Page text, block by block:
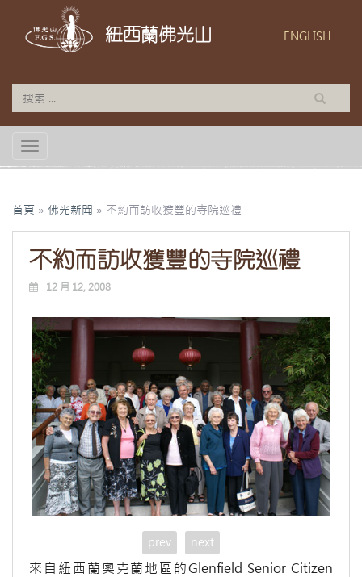
紐西蘭佛光山 ENGLISH
TOGGLE NAVIGATION
首頁 » 佛光新聞 » 不約而訪收獲豐的寺院巡禮
不約而訪收獲豐的寺院巡禮
12 月 12, 2008
prev next
來自紐西蘭奧克蘭地區的Glenfield Senior Citizen